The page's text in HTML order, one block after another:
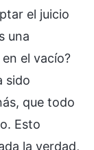
el juicio
una
el vacío?
sido
que todo
Esto
la verdad,